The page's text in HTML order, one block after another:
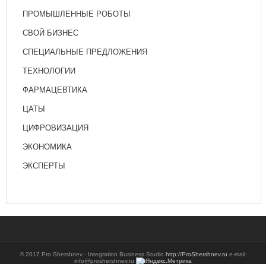
ПРОМЫШЛЕННЫЕ РОБОТЫ
СВОЙ БИЗНЕС
СПЕЦИАЛЬНЫЕ ПРЕДЛОЖЕНИЯ
ТЕХНОЛОГИИ
ФАРМАЦЕВТИКА
ЦАТЫ
ЦИФРОВИЗАЦИЯ
ЭКОНОМИКА
ЭКСПЕРТЫ
© 2017 Pro Shershnev - Integration Business Studio http://ProShershnev.ru e-mail:
info@proshershnev.ru